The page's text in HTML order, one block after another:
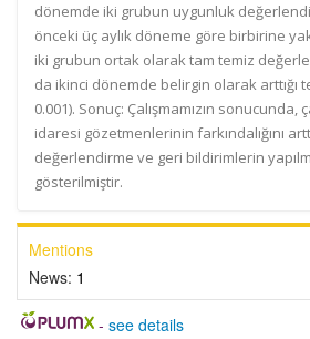
dönemde iki grubun uygunluk
önceki üç aylık döneme göre birbirine
iki grubun ortak olarak tam temiz
da ikinci dönemde belirgin olarak arttığı
0.001). Sonuç: Çalışmamızın
idaresi gözetmenlerinin farkındalığını
değerlendirme ve geri bildirimlerin
gösterilmiştir.
Mentions
News: 1
- see details